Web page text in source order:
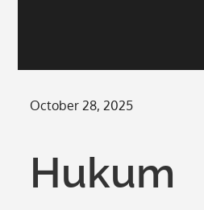
Posted
October 28, 2025
Hukum